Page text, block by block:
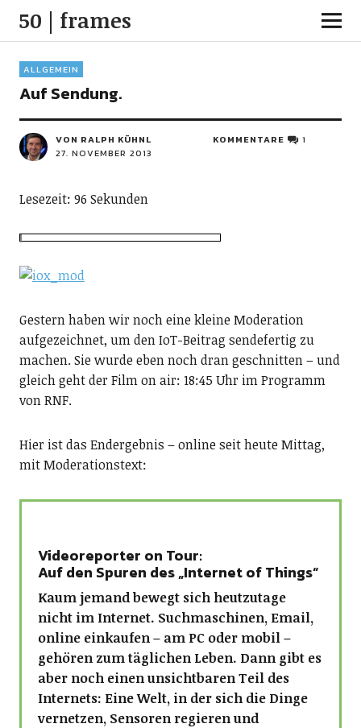
50 | frames
ALLGEMEIN
Auf Sendung.
VON RALPH KÜHNL
27. NOVEMBER 2013
KOMMENTARE 1
Lesezeit: 96 Sekunden
Gestern haben wir noch eine kleine Moderation
aufgezeichnet, um den IoT-Beitrag sendefertig zu
machen. Sie wurde eben noch dran geschnitten – und
gleich geht der Film on air: 18:45 Uhr im Programm
von RNF.
Hier ist das Endergebnis – online seit heute Mittag,
mit Moderationstext:
Videoreporter on Tour:
Auf den Spuren des „Internet of Things“
Kaum jemand bewegt sich heutzutage
nicht im Internet. Suchmaschinen, Email,
online einkaufen – am PC oder mobil –
gehören zum täglichen Leben. Dann gibt es
aber noch einen unsichtbaren Teil des
Internets: Eine Welt, in der sich die Dinge
vernetzen, Sensoren regieren und